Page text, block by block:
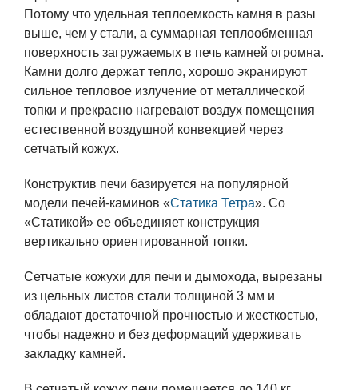
Потому что удельная теплоемкость камня в разы
выше, чем у стали, а суммарная теплообменная
поверхность загружаемых в печь камней огромна.
Камни долго держат тепло, хорошо экранируют
сильное тепловое излучение от металлической
топки и прекрасно нагревают воздух помещения
естественной воздушной конвекцией через
сетчатый кожух.
Конструктив печи базируется на популярной
модели печей-каминов «Статика Тетра». Со
«Статикой» ее объединяет конструкция
вертикально ориентированной топки.
Сетчатые кожухи для печи и дымохода, вырезаны
из цельных листов стали толщиной 3 мм и
обладают достаточной прочностью и жесткостью,
чтобы надежно и без деформаций удерживать
закладку камней.